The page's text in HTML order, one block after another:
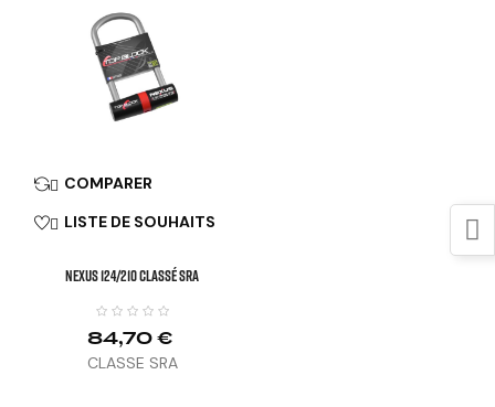
 COMPARER
 LISTE DE SOUHAITS
NEXUS 124/210 Classé SRA
84,70 €
CLASSE SRA